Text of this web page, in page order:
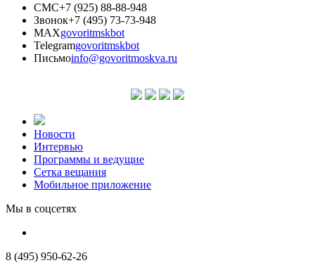
СМС+7 (925) 88-88-948
Звонок+7 (495) 73-73-948
MAXgovoritmskbot
Telegramgovoritmskbot
Письмоinfo@govoritmoskva.ru
Новости
Интервью
Программы и ведущие
Сетка вещания
Мобильное приложение
Мы в соцсетях
8 (495) 950-62-26